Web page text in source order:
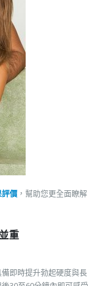
評價 ，幫助您更全面瞭解
重
即時提升勃起硬度與長